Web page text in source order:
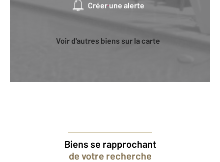
Créer une alerte
Voir d'autres biens sur la carte
Biens se rapprochant
de votre recherche